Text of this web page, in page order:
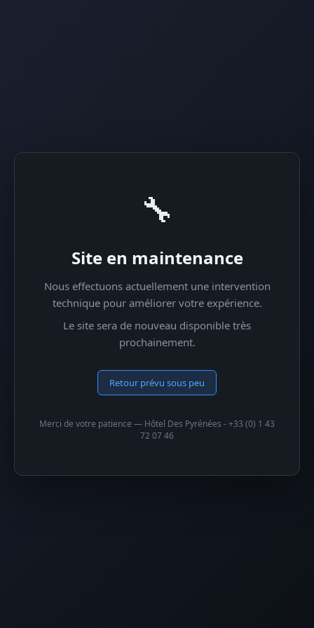
🔧
Site en maintenance
Nous effectuons actuellement une intervention
technique pour améliorer votre expérience.
Le site sera de nouveau disponible très
prochainement.
Retour prévu sous peu
Merci de votre patience — Hôtel Des Pyrénées - +33 (0) 1 43
72 07 46